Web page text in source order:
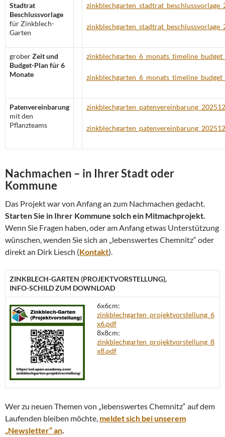
Stadtrat
Beschlussvorlage
für Zinkblech-
Garten
groberZeit und
Budget-Plan für 6
Monate
Patenvereinbarung
mit den
Pflanzteams
Nachmachen – in Ihrer Stadt oder
Kommune
Das Projekt war von Anfang an zum Nachmachen gedacht.
Starten Sie in Ihrer Kommune solch ein Mitmachprojekt.
Wenn Sie Fragen haben, oder am Anfang etwas Unterstützung
wünschen, wenden Sie sich an „lebenswertes Chemnitz“ oder
direkt an Dirk Liesch (Kontakt).
ZINKBLECH-GARTEN (PROJEKTVORSTELLUNG),
INFO-SCHILD ZUM DOWNLOAD
6x6cm:
zinkblechgarten_projektvorstellung_6
x6.pdf
8x8cm:
zinkblechgarten_projektvorstellung_8
x8.pdf
Wer zu neuen Themen von „lebenswertes Chemnitz“ auf dem
Laufenden bleiben möchte, meldet sich bei unserem
„Newsletter“ an